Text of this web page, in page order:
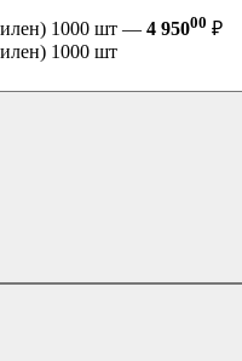
1000 шт — 4 95000 ₽
1000 шт